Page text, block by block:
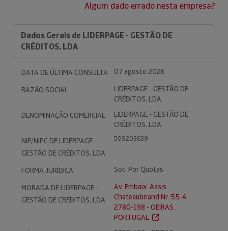
Algum dado errado nesta empresa?
Dados Gerais de LIDERPAGE - GESTÃO DE
CRÉDITOS, LDA
DATA DE ÚLTIMA CONSULTA
07 agosto 2026
RAZÃO SOCIAL
LIDERPAGE - GESTÃO DE
CRÉDITOS, LDA
DENOMINAÇÃO COMERCIAL
LIDERPAGE - GESTÃO DE
CRÉDITOS, LDA
NIF/NIPC DE LIDERPAGE -
GESTÃO DE CRÉDITOS, LDA
509203639
FORMA JURÍDICA
Soc. Por Quotas
MORADA DE LIDERPAGE -
GESTÃO DE CRÉDITOS, LDA
Av. Embaix. Assis
Chateaubriand Nr. 55-A
2780-198 - OEIRAS.
PORTUGAL.